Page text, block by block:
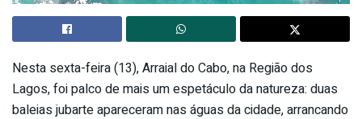
Nesta sexta-feira (13), Arraial do Cabo, na Região dos
Lagos, foi palco de mais um espetáculo da natureza: duas
baleias jubarte apareceram nas águas da cidade, arrancando